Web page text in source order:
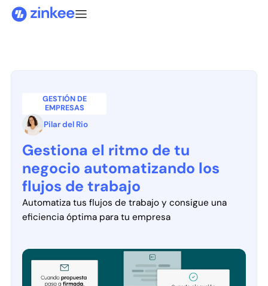
GESTIÓN DE
EMPRESAS
Pilar del Rio
Gestiona el ritmo de tu
negocio automatizando los
flujos de trabajo
Automatiza tus flujos de trabajo y consigue una
eficiencia óptima para tu empresa